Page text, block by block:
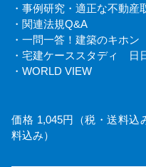
・事例研究・適正な不動産
・関連法規Q&A
・一問一答！建築のキホン
・宅建ケーススタディ 日
・WORLD VIEW
価格 1,045円（税・送料
料込み）